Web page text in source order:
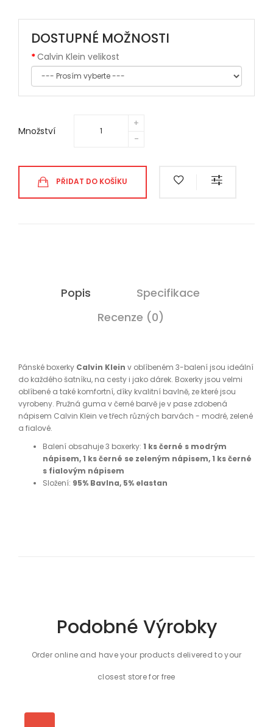
DOSTUPNÉ MOŽNOSTI
Calvin Klein velikost
Množství
PŘIDAT DO KOŠÍKU
Popis
Specifikace
Recenze (0)
Pánské boxerky Calvin Klein v oblíbeném 3-balení jsou ideální
do každého šatníku, na cesty i jako dárek. Boxerky jsou velmi
oblíbené a také komfortní, díky kvalitní bavlně, ze které jsou
vyrobeny. Pružná guma v černé barvě je v pase zdobená
nápisem Calvin Klein ve třech různých barvách - modré, zelené
a fialové.
Balení obsahuje 3 boxerky: 1 ks černé s modrým
nápisem, 1 ks černé se zeleným nápisem, 1 ks černé
s fialovým nápisem
Složení: 95% Bavlna, 5% elastan
Podobné Výrobky
Order online and have your products delivered to your
closest store for free